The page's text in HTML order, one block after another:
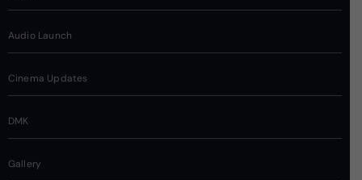
Audio Launch
Cinema Updates
DMK
Gallery